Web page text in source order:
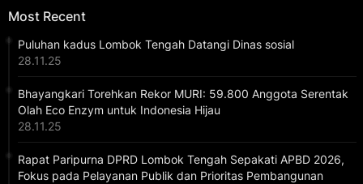
Most Recent
Puluhan kadus Lombok Tengah Datangi Dinas sosial
28.11.25
Bhayangkari Torehkan Rekor MURI: 59.800 Anggota Serentak
Olah Eco Enzym untuk Indonesia Hijau
28.11.25
Rapat Paripurna DPRD Lombok Tengah Sepakati APBD 2026,
Fokus pada Pelayanan Publik dan Prioritas Pembangunan